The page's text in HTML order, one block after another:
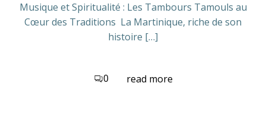
Musique et Spiritualité : Les Tambours Tamouls au
Cœur des Traditions La Martinique, riche de son
histoire […]
0 read more